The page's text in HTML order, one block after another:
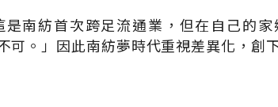
南紡首次跨足流通業，但在自己的
可。」因此南紡夢時代重視差異化，創